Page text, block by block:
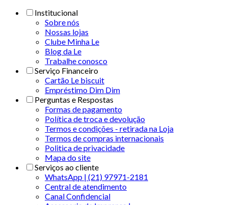
Institucional
Sobre nós
Nossas lojas
Clube Minha Le
Blog da Le
Trabalhe conosco
Serviço Financeiro
Cartão Le biscuit
Empréstimo Dim Dim
Perguntas e Respostas
Formas de pagamento
Política de troca e devolução
Termos e condições - retirada na Loja
Termos de compras internacionais
Politica de privacidade
Mapa do site
Serviços ao cliente
WhatsApp | (21) 97971-2181
Central de atendimento
Canal Confidencial